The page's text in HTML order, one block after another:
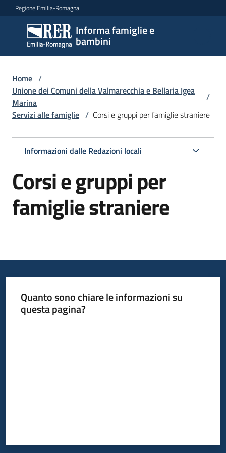
Vai al contenuto
Vai alla navigazione
Vai al footer
Regione Emilia-Romagna
Informa famiglie e
bambini
Informa
famiglie
e
Argomenti
Servizi
Centri
per
le
Informazioni
locali
Home /
Unione dei Comuni della Valmarecchia e Bellaria Igea
Marina
/
Servizi alle famiglie / Corsi e gruppi per famiglie straniere
Informazioni dalle Redazioni locali
Corsi e gruppi per
famiglie straniere
Quanto sono chiare le informazioni su
questa pagina?